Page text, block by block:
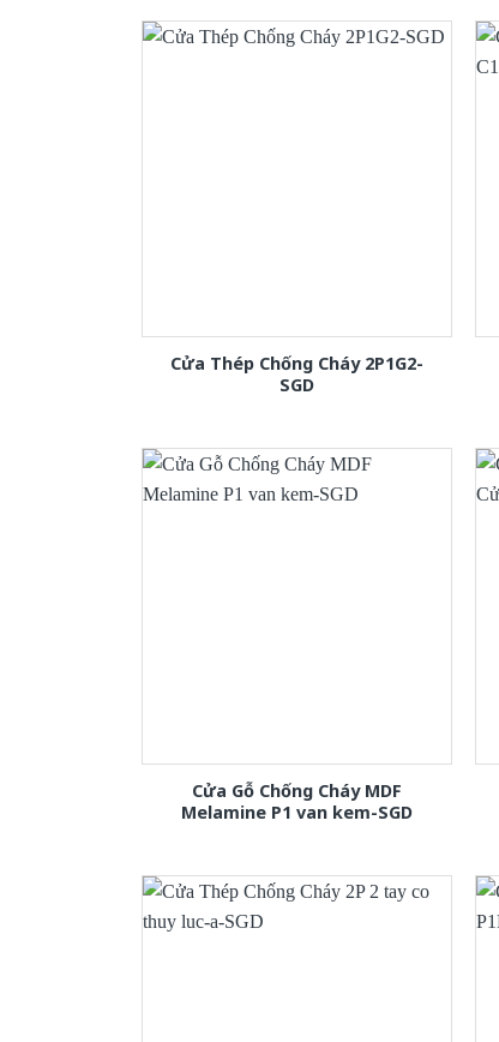
Cửa Thép Chống Cháy 2P1G2-
SGD
Cửa Gỗ Chống Cháy MDF
Melamine P1 van kem-SGD